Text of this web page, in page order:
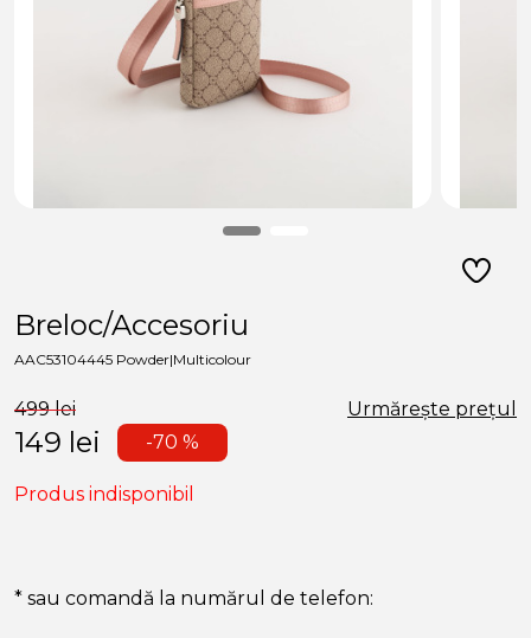
Breloc/Accesoriu
AAC53104445 Powder|Multicolour
499 lei Urmărește prețul
149 lei -70 %
Produs indisponibil
* sau comandă la numărul de telefon: